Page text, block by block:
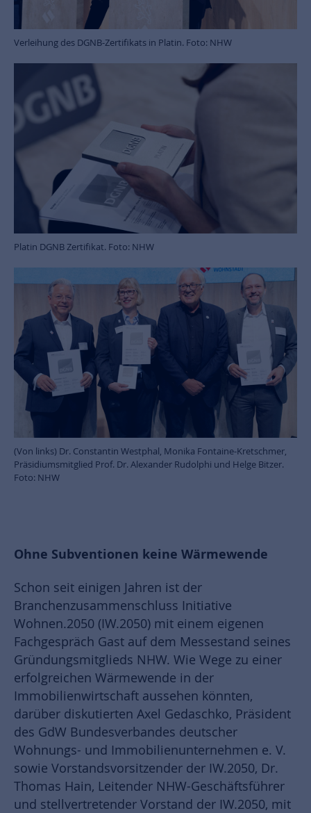
Verleihung des DGNB-Zertifikats in Platin. Foto: NHW
Platin DGNB Zertifikat. Foto: NHW
(Von links) Dr. Constantin Westphal, Monika Fontaine-Kretschmer,
Präsidiumsmitglied Prof. Dr. Alexander Rudolphi und Helge Bitzer.
Foto: NHW
Ohne Subventionen keine Wärmewende
Schon seit einigen Jahren ist der
Branchenzusammenschluss Initiative
Wohnen.2050 (IW.2050) mit einem eigenen
Fachgespräch Gast auf dem Messestand seines
Gründungsmitglieds NHW. Wie Wege zu einer
erfolgreichen Wärmewende in der
Immobilienwirtschaft aussehen könnten,
darüber diskutierten Axel Gedaschko, Präsident
des GdW Bundesverbandes deutscher
Wohnungs- und Immobilienunternehmen e. V.
sowie Vorstandsvorsitzender der IW.2050, Dr.
Thomas Hain, Leitender NHW-Geschäftsführer
und stellvertretender Vorstand der IW.2050, mit